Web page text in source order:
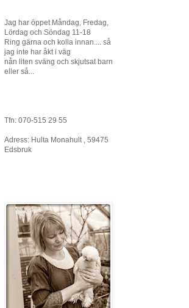
Jag har öppet Måndag, Fredag,
Lördag och Söndag 11-18
Ring gärna och kolla innan.... så
jag inte har åkt i väg
nån liten sväng och skjutsat barn
eller så...
Tfn: 070-515 29 55
Adress: Hulta Monahult , 59475
Edsbruk